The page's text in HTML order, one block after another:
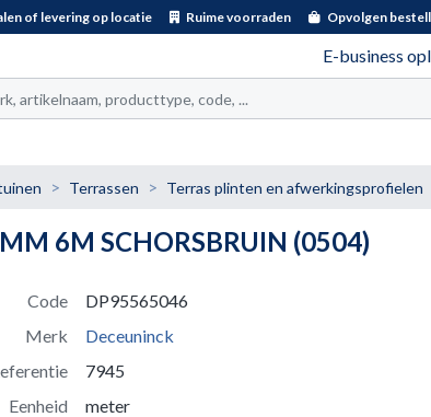
of levering op locatie Ruime voorraden Opvolgen
E-business
Terrassen Terras plinten en afwerkingsprofielen
6M SCHORSBRUIN (0504)
Code
DP95565046
Merk
Deceuninck
7945
Eenheid
meter